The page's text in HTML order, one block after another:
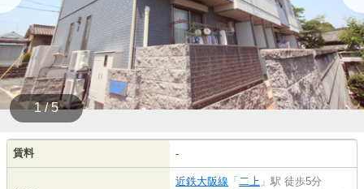
1 / 5
賃料 -
近鉄大阪線 「 二上 」駅 徒歩5分